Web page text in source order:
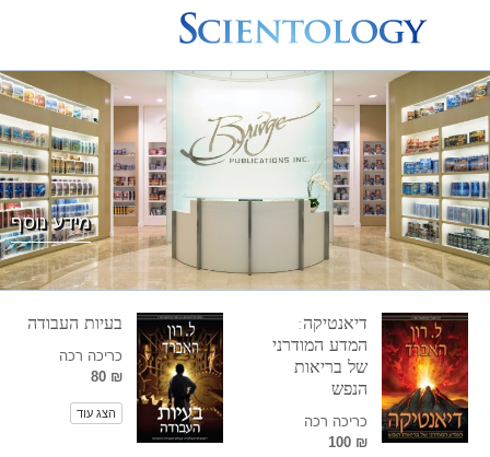
מידע נוסף
דיאנטיקה:
המדע המודרני
של בריאות
הנפש
כריכה רכה
₪ 100
בעיות העבודה
כריכה רכה
₪ 80
הצג עוד